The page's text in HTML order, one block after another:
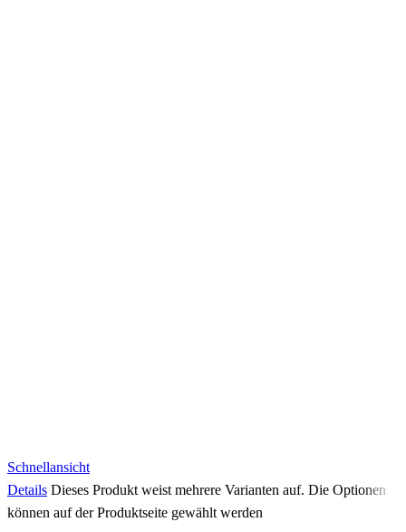
Schnellansicht
Details Dieses Produkt weist mehrere Varianten auf. Die Optionen
können auf der Produktseite gewählt werden